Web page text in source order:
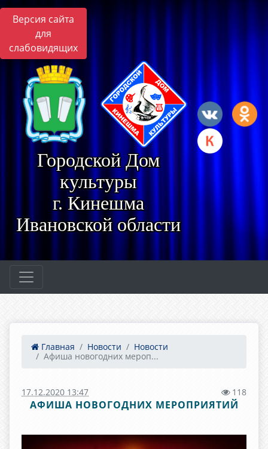
Версия сайта
для
слабовидящих
Городской Дом
культуры
г. Кинешма
Ивановской области
Главная Новости
Новости
Афиша новогодних мероп...
17.12.2020 13:47 118
АФИША НОВОГОДНИХ МЕРОПРИЯТИЙ